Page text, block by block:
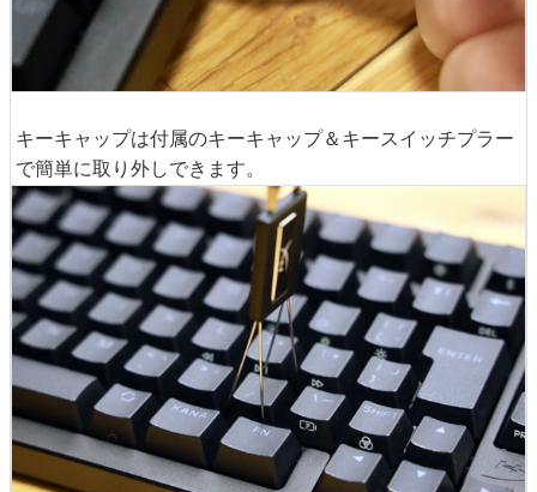
キーキャップは付属のキーキャップ＆キースイッチプラー
で簡単に取り外しできます。